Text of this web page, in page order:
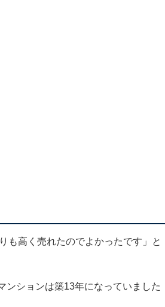
も高く売れたのでよかったです」と
ンションは築13年になっていました